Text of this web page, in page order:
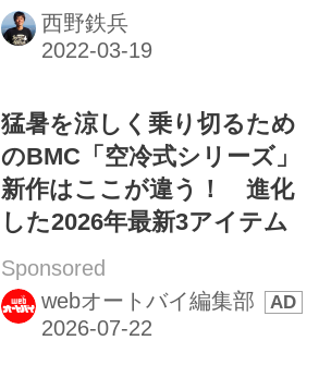
西野鉄兵
猛暑を涼しく乗り切るため
のBMC「空冷式シリーズ」
新作はここが違う！ 進化
した2026年最新3アイテム
Sponsored
webオートバイ編集部